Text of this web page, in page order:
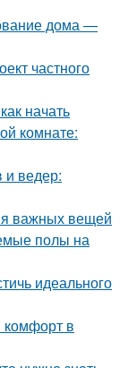
дома —
частного
начать
комнате:
и ведер:
важных вещей
полы на
идеального
в